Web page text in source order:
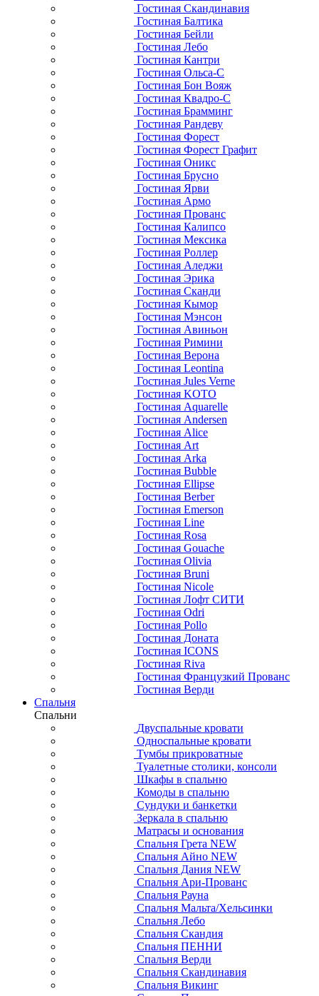
Гостиная Скандинавия
Гостиная Балтика
Гостиная Бейли
Гостиная Лебо
Гостиная Кантри
Гостиная Ольса-С
Гостиная Бон Вояж
Гостиная Квадро-С
Гостиная Брамминг
Гостиная Рандеву
Гостиная Форест
Гостиная Форест Графит
Гостиная Оникс
Гостиная Брусно
Гостиная Ярви
Гостиная Армо
Гостиная Прованс
Гостиная Калипсо
Гостиная Мексика
Гостиная Роллер
Гостиная Аледжи
Гостиная Эрика
Гостиная Сканди
Гостиная Кымор
Гостиная Мэнсон
Гостиная Авиньон
Гостиная Римини
Гостиная Верона
Гостиная Leontina
Гостиная Jules Verne
Гостиная KOTO
Гостиная Aquarelle
Гостиная Andersen
Гостиная Alice
Гостиная Art
Гостиная Arka
Гостиная Bubble
Гостиная Ellipse
Гостиная Berber
Гостиная Emerson
Гостиная Line
Гостиная Rosa
Гостиная Gouache
Гостиная Olivia
Гостиная Bruni
Гостиная Nicole
Гостиная Лофт СИТИ
Гостиная Odri
Гостиная Pollo
Гостиная Доната
Гостиная ICONS
Гостиная Riva
Гостиная Французкий Прованс
Гостиная Верди
Спальня
Спальни
Двуспальные кровати
Односпальные кровати
Тумбы прикроватные
Туалетные столики, консоли
Шкафы в спальню
Комоды в спальню
Сундуки и банкетки
Зеркала в спальню
Матрасы и основания
Спальня Грета NEW
Спальня Айно NEW
Спальня Дания NEW
Спальня Ари-Прованс
Спальня Рауна
Спальня Мальта/Хельсинки
Спальня Лебо
Спальня Скандия
Спальня ПЕННИ
Спальня Верди
Спальня Скандинавия
Спальня Викинг